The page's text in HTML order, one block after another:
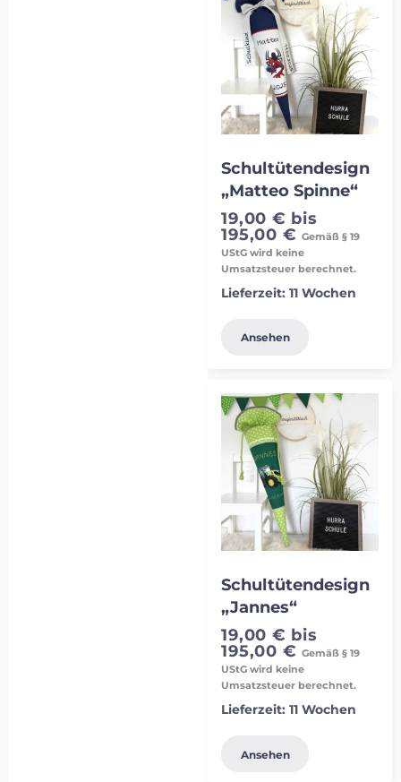
Schultütendesign
„Matteo Spinne“
19,00 € bis
195,00 € Gemäß § 19
UStG wird keine
Umsatzsteuer berechnet.
Lieferzeit:11 Wochen
Ansehen
Schultütendesign
„Jannes“
19,00 € bis
195,00 € Gemäß § 19
UStG wird keine
Umsatzsteuer berechnet.
Lieferzeit:11 Wochen
Ansehen